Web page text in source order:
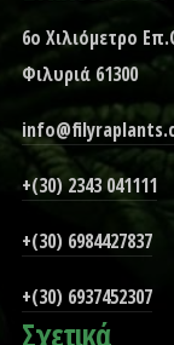
6ο Χιλιόμετρο
Φιλυριά 61300
+(30) 2343 041111
+(30) 6984427837
+(30) 6937452307
Σχετικά